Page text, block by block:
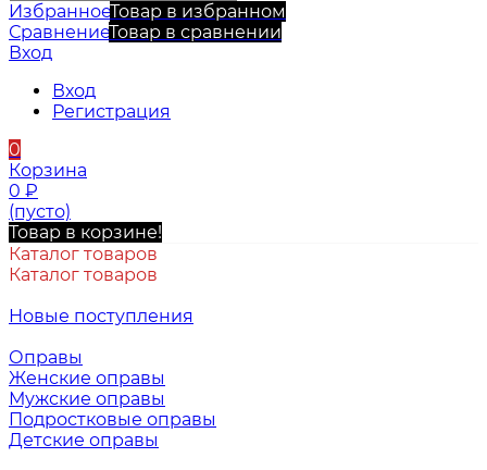
ИзбранноеТовар в избранном
СравнениеТовар в сравнении
Вход
Вход
Регистрация
0
Корзина
0 ₽
(пусто)
Товар в корзине!
Каталог товаров
Каталог товаров
Новые поступления
Оправы
Женские оправы
Мужские оправы
Подростковые оправы
Детские оправы